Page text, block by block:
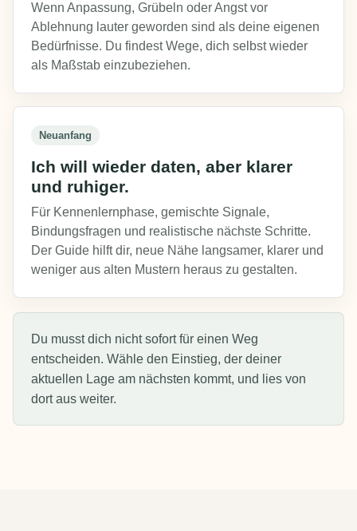
Wenn Anpassung, Grübeln oder Angst vor
Ablehnung lauter geworden sind als deine eigenen
Bedürfnisse. Du findest Wege, dich selbst wieder
als Maßstab einzubeziehen.
Neuanfang
Ich will wieder daten, aber klarer
und ruhiger.
Für Kennenlernphase, gemischte Signale,
Bindungsfragen und realistische nächste Schritte.
Der Guide hilft dir, neue Nähe langsamer, klarer und
weniger aus alten Mustern heraus zu gestalten.
Du musst dich nicht sofort für einen Weg
entscheiden. Wähle den Einstieg, der deiner
aktuellen Lage am nächsten kommt, und lies von
dort aus weiter.